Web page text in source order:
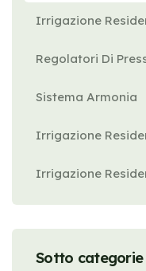
Irrigazione
Regolatori Di
Sistema Armonia
Irrigazione
Irrigazione
Sotto categorie